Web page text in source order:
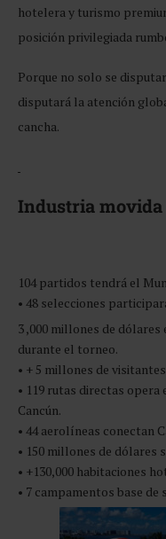
hotelera y turismo
posición privilegiada
Porque no solo se
disputará la atención
cancha.
Industria
104 partidos tendrá el
• 48 selecciones
3 ,000 millones de
durante el torneo.
• + 5 millones de
• 119 rutas directas
Cancún.
• 44 aerolíneas conectan
• 150 millones de dólares
• +130,000 habitaciones
• 7 campamentos base